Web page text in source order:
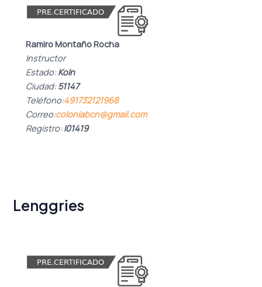
Ramiro Montaño Rocha
Instructor
Estado:Koln
Ciudad:51147
Teléfono:491732121968
Correo:coloniabcn@gmail.com
Registro:I01419
Lenggries